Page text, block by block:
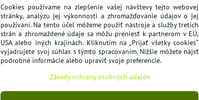
Cookies používame na zlepšenie vašej návštevy tejto webovej
stránky, analýzu jej výkonnosti a zhromažďovanie údajov o jej
používaní. Na tento účel môžeme použiť nástroje a služby tretích
strán a zhromaždené údaje sa môžu preniesť k partnerom v EÚ,
USA alebo iných krajinách. Kliknutím na „Prijať všetky cookies“
vyjadrujete svoj súhlas s týmto spracovaním. Nižšie môžete nájsť
podrobné informácie alebo upraviť svoje preferencie.
Zásady ochrany osobných údajov